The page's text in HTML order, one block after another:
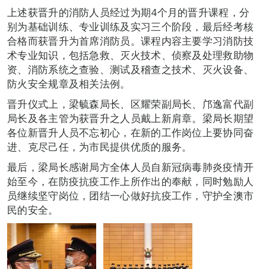
上述获晋升的消防人员经过为期4个月的晋升课程，分
别为基础训练、专业训练及实习三个阶段，最后经考核
合格而获晋升为首席消防员。课程内容主要学习消防技
术专业知识，包括急救、灭火技术、侦察及处理救助物
资、消防系统之查验、测试及稽查之技术、灭火设备、
防火安全规章及相关法例。
晋升仪式上，梁毓森局长、区耀荣副局长、邝逸富代副
局长及各主管为获晋升之人员戴上新肩章。梁局长期望
各位新晋升人员不忘初心，在新的工作岗位上要协同奋
进、克尽己任，为市民提供优质的服务。
最后，梁局长感谢局方全体人员自新冠病毒肺炎疫情开
始至今，在防疫抗疫工作上所作出的奉献，同时勉励人
员继续坚守岗位，团结一心做好抗疫工作，守护全澳市
民的安全。